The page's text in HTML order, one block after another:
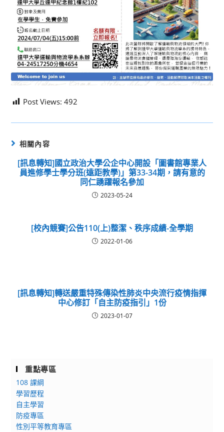
Post Views: 492
相關內容
[訊息轉知]國立政治大學公企中心開設「圖書館專業人
員進修學士學分班(遠距教學)」第33-34期，請有意的
同仁踴躍報名參加
2023-05-24
[校內競賽]公告110(上)整潔、秩序成績-全學期
2022-01-06
[訊息轉知]轉送嚴重特殊傳染性肺炎中央流行疫情指揮
中心修訂「自主防疫指引」1份
2023-01-07
重點專區
108 課綱
學習歷程
自主學習
防疫專區
性別平等教育專區